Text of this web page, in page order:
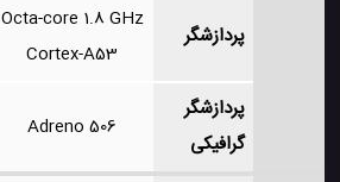
پردازشگر
Octa-core 1.8 GHz
Cortex-A53
پردازشگر
گرافیکی
Adreno 506